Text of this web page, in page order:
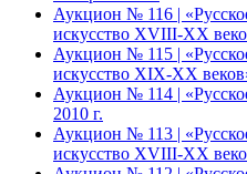
Аукцион № 116 |
искусство XVIII-ХХ
Аукцион № 115 |
искусство XIX-ХХ
Аукцион № 114 |
2010 г.
Аукцион № 113 |
искусство XVIII-ХХ